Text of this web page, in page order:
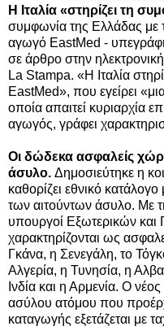
Η Ιταλία «στηρίζει τη
συμφωνία της Ελλάδας με
αγωγό EastMed -
σε άρθρο στην
La Stampa. «H Ιταλία
EastMed», που εγείρει
οποία απαιτεί κυριαρχία
αγωγός, γράφει
Οι δώδεκα ασφαλείς
άσυλο. Δημοσιεύτηκε η
καθορίζει εθνικό
των αιτούντων άσυλο. Με
υπουργοί Εξωτερικών και
χαρακτηρίζονται ως
Γκάνα, η Σενεγάλη, το
Αλγερία, η Τυνησία, η
Ινδία και η Αρμενία. Ο
ασύλου ατόμου που
καταγωγής εξετάζεται με